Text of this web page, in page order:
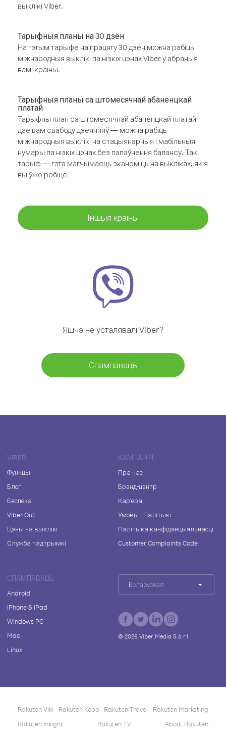
выклікі Viber.
Тарыфныя планы на 30 дзён
На гэтым тарыфе на працягу 30 дзён можна рабіць
міжнародныя выклікі па нізкіх цэнах Viber у абраныя
вамі краіны.
Тарыфныя планы са штомесячнай абаненцкай
платай
Тарыфны план са штомесячнай абаненцкай платай
дае вам свабоду дзеянняў — можна рабіць
міжнародныя выклікі на стацыянарныя і мабільныя
нумары па нізкіх цэнах без папаўнення балансу. Такі
тарыф — гэта магчымасць эканоміць на выкліках, якія
вы ўжо робіце
Іншыя краіны
Яшчэ не ўсталявалі Viber?
Спампаваць
VIBER
Функцыі
Блог
Бяспека
Viber Out
Цэны на выклікі
Служба падтрымкі
КАМПАНІЯ
Пра нас
Брэнд-цэнтр
Кар'ера
Умовы і Палітыкі
Палітыка канфідэнцыяльнасці
Customer Complaints Code
СПАМПАВАЦЬ
Android
iPhone & iPad
Windows PC
Mac
Linux
Беларуская
© 2026Viber Media S.à r.l.
Rakuten Viki Rakuten Kobo Rakuten Travel
Rakuten Marketing
Rakuten Insight
Rakuten TV About Rakuten